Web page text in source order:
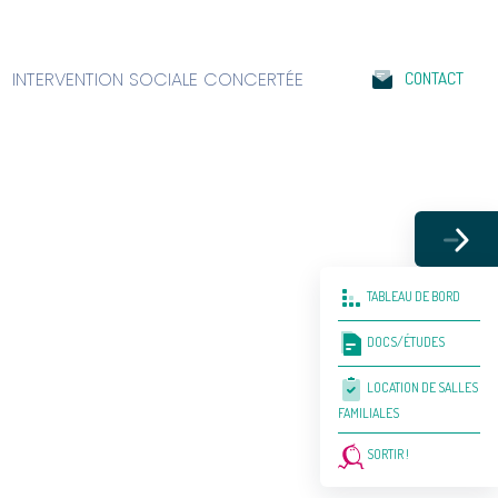
TABLEAU DE BORD
DOCS/ÉTUDES
LOCATION DE SALLES
FAMILIALES
SORTIR !
INTERVENTION SOCIALE CONCERTÉE CONTACT